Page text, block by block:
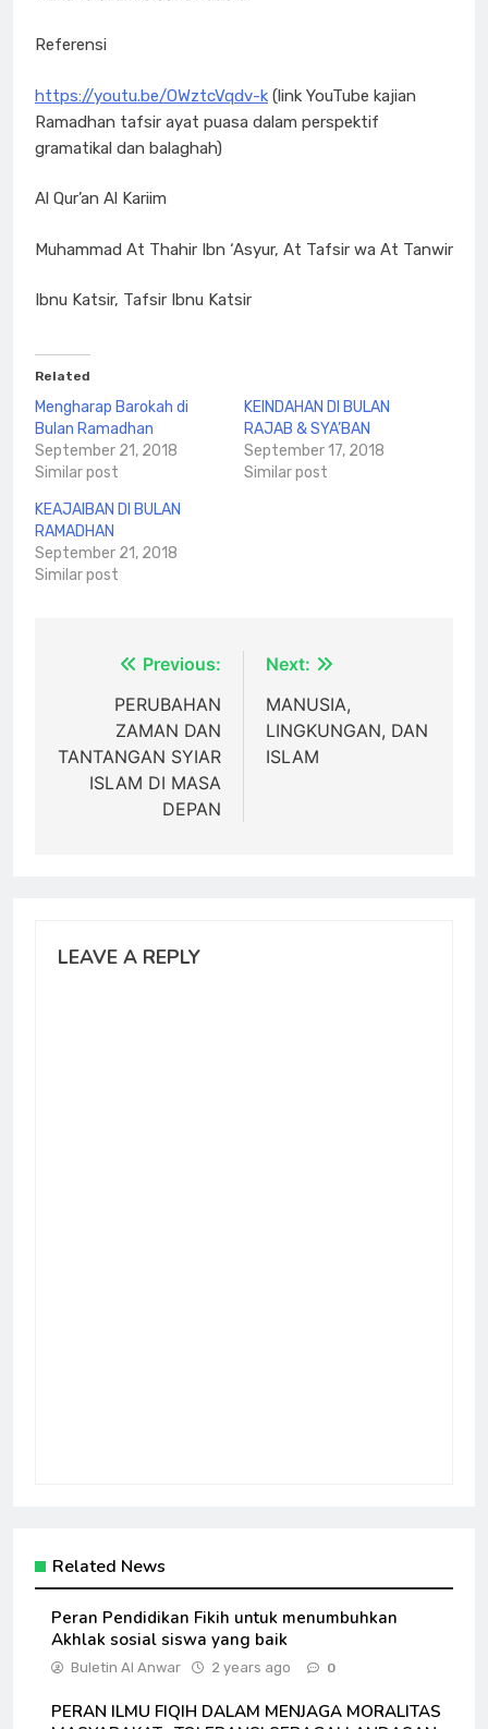
Referensi
https://youtu.be/OWztcVqdv-k (link YouTube kajian
Ramadhan tafsir ayat puasa dalam perspektif
gramatikal dan balaghah)
Al Qur’an Al Kariim
Muhammad At Thahir Ibn ‘Asyur, At Tafsir wa At Tanwir
Ibnu Katsir, Tafsir Ibnu Katsir
Related
Mengharap Barokah di
Bulan Ramadhan
September 21, 2018
Similar post
KEINDAHAN DI BULAN
RAJAB & SYA’BAN
September 17, 2018
Similar post
KEAJAIBAN DI BULAN
RAMADHAN
September 21, 2018
Similar post
navigation
Previous:
PERUBAHAN
ZAMAN DAN
TANTANGAN SYIAR
ISLAM DI MASA
DEPAN
Next:
MANUSIA,
LINGKUNGAN, DAN
ISLAM
LEAVE A REPLY
Related News
Peran Pendidikan Fikih untuk menumbuhkan
Akhlak sosial siswa yang baik
Buletin Al Anwar 2 years ago 0
PERAN ILMU FIQIH DALAM MENJAGA MORALITAS